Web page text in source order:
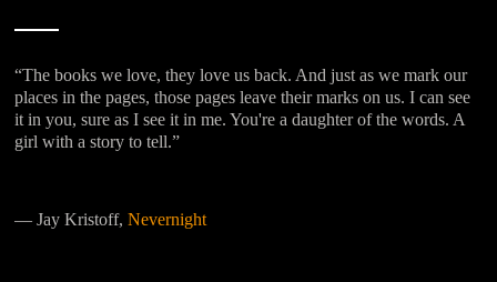
“The books we love, they love us back. And just as we mark our
places in the pages, those pages leave their marks on us. I can see
it in you, sure as I see it in me. You're a daughter of the words. A
girl with a story to tell.”
―Jay Kristoff,Nevernight